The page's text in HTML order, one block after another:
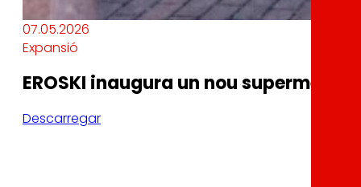
07.05.2026
Expansió
EROSKI inaugura un nou
Descarregar